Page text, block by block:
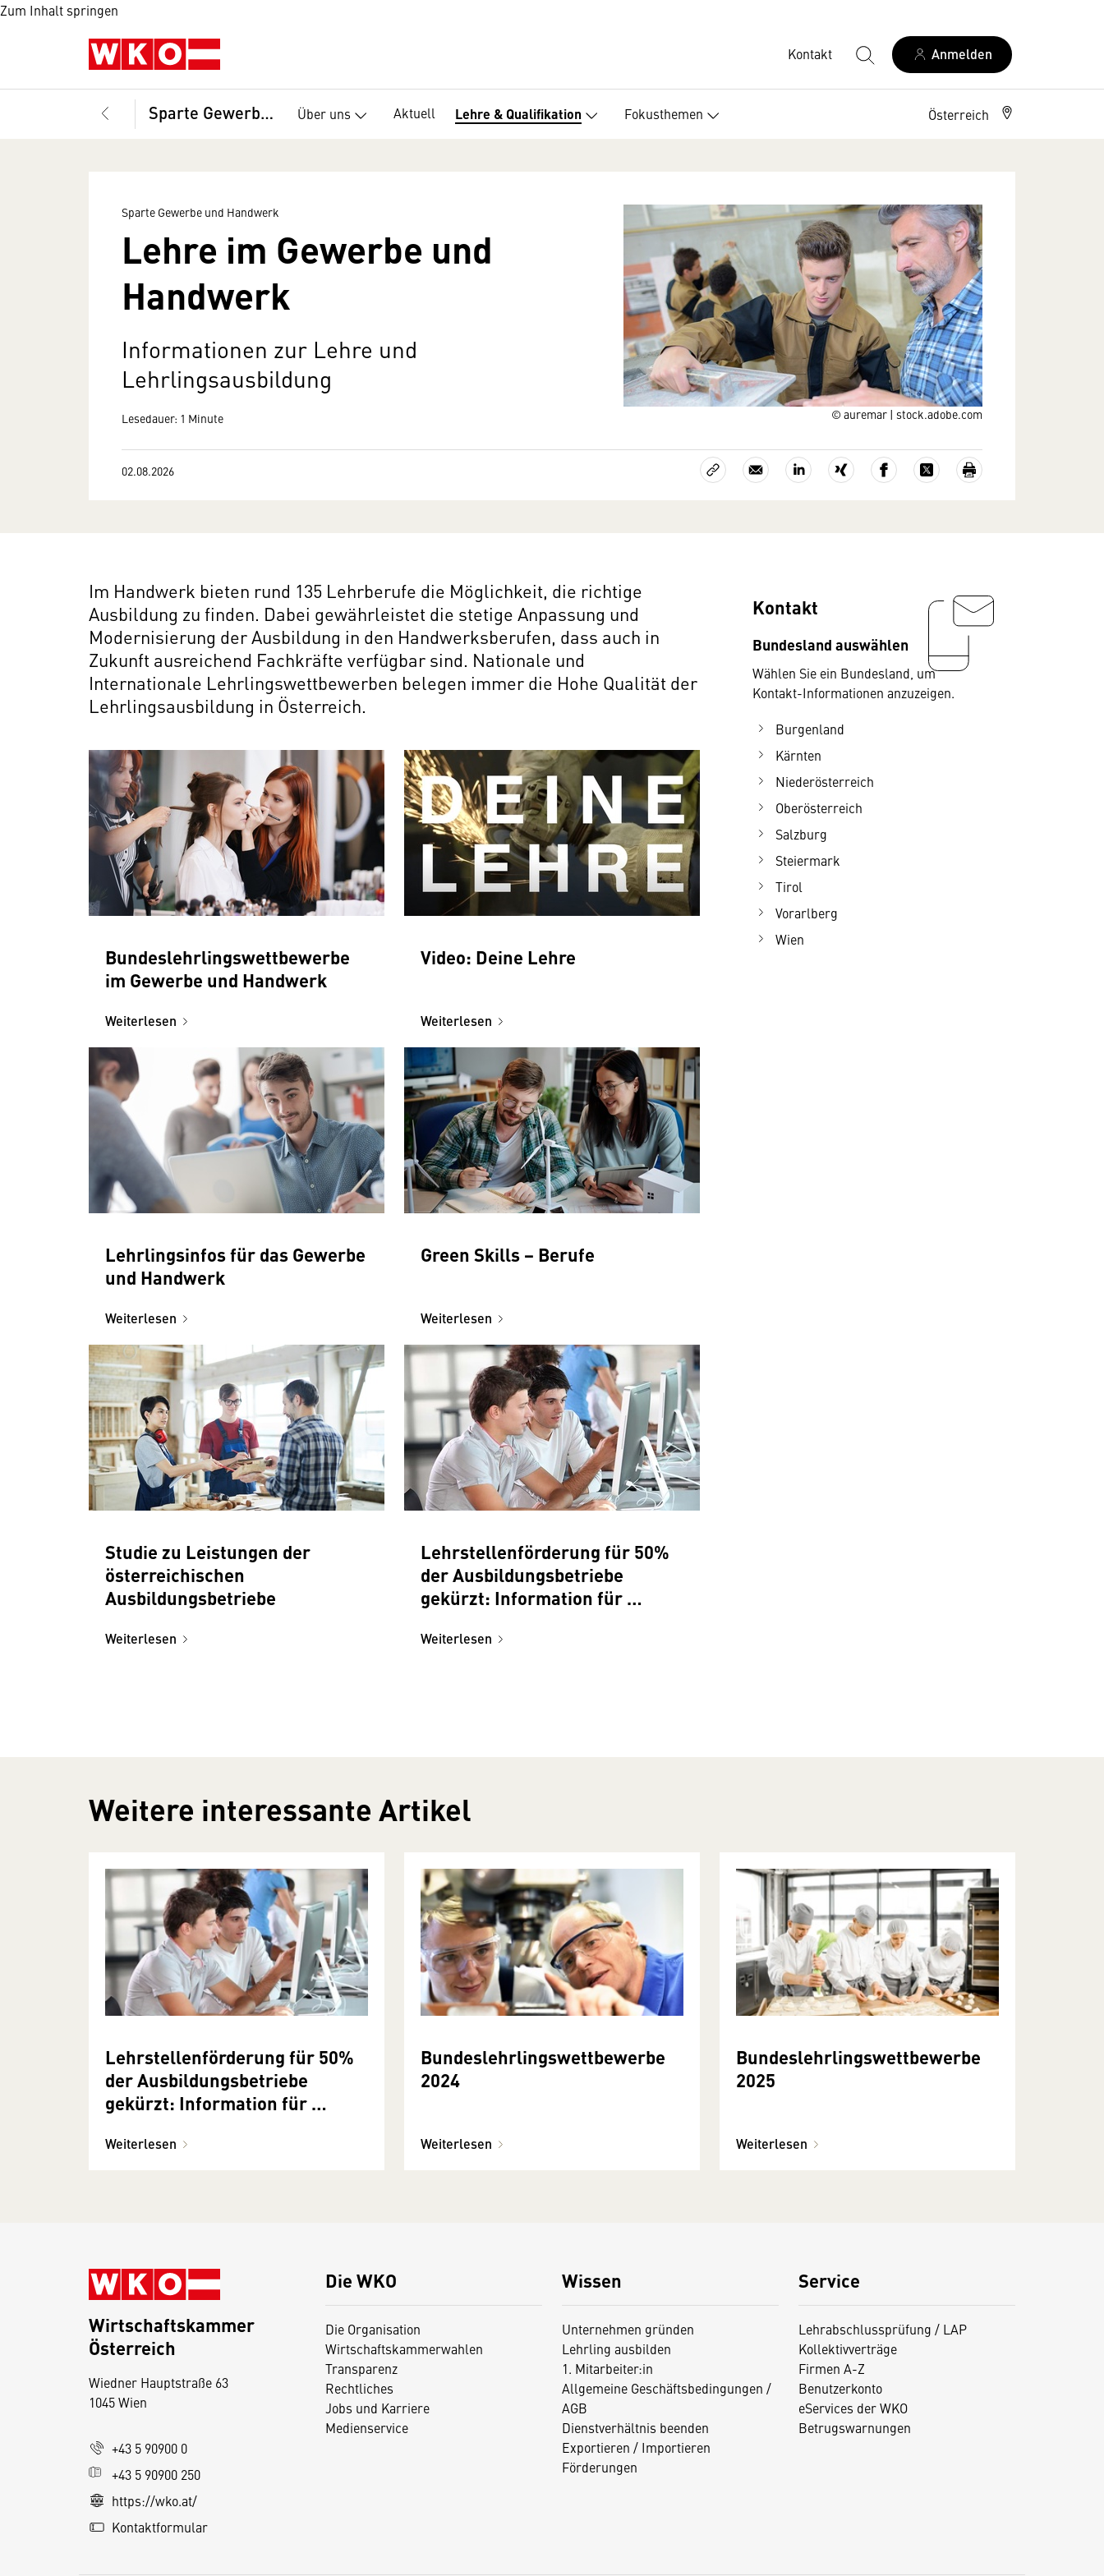
Zum Inhalt springen
Kontakt Anmelden
Sparte Gewerbe und Handwerk Über uns Aktuell Lehre & Qualifikation Fokusthemen Österreich
© auremar | stock.adobe.com
Sparte Gewerbe und Handwerk
Lehre im Gewerbe und
Handwerk
Informationen zur Lehre und
Lehrlingsausbildung
Lesedauer: 1 Minute
02.08.2026
Im Handwerk bieten rund 135 Lehrberufe die Möglichkeit, die richtige
Ausbildung zu finden. Dabei gewährleistet die stetige Anpassung und
Modernisierung der Ausbildung in den Handwerksberufen, dass auch in
Zukunft ausreichend Fachkräfte verfügbar sind. Nationale und
Internationale Lehrlings­wettbewerben belegen immer die Hohe Qualität der
Lehrlingsausbildung in Österreich.
Bundeslehrlingswettbewerbe
im Gewerbe und Handwerk
Weiterlesen
Video: Deine Lehre
Weiterlesen
Lehrlingsinfos für das Gewerbe
und Handwerk
Weiterlesen
Green Skills − Berufe
Weiterlesen
Studie zu Leistungen der
österreichischen
Ausbildungsbetriebe
Weiterlesen
Lehrstellenförderung für 50%
der Ausbildungsbetriebe
gekürzt: Information für
Weiterlesen
Kontakt
Bundesland auswählen
Wählen Sie ein Bundesland, um
Kontakt-Informationen anzuzeigen.
Burgenland
Kärnten
Niederösterreich
Oberösterreich
Salzburg
Steiermark
Tirol
Vorarlberg
Wien
Weitere interessante Artikel
Lehrstellenförderung für 50%
der Ausbildungsbetriebe
gekürzt: Information für
Weiterlesen
Bundeslehrlingswettbewerbe
2024
Weiterlesen
Bundeslehrlingswettbewerbe
2025
Weiterlesen
Die WKO
Die Organisation
Wirtschaftskammerwahlen
Transparenz
Rechtliches
Jobs und Karriere
Medienservice
Wissen
Unternehmen gründen
Lehrling ausbilden
1. Mitarbeiter:in
Allgemeine Geschäftsbedingungen /
AGB
Dienstverhältnis beenden
Exportieren / Importieren
Förderungen
Service
Lehrabschlussprüfung / LAP
Kollektivverträge
Firmen A-Z
Benutzerkonto
eServices der WKO
Betrugswarnungen
Wirtschaftskammer
Österreich
Wiedner Hauptstraße 63
1045 Wien
+43 5 90900 0
+43 5 90900 250
https://wko.at/
Kontaktformular